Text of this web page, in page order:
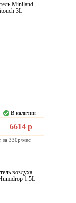
Miniland
3L
В наличии
6614 р
за 330р/мес
воздуха
1.5L